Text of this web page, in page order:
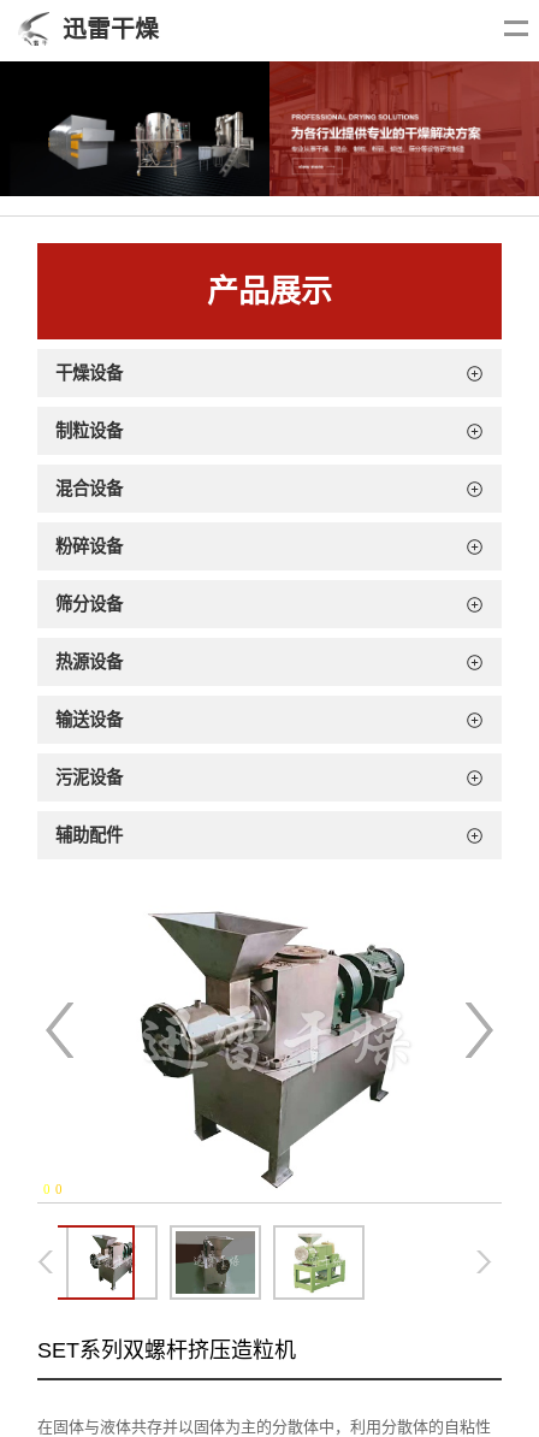
迅雷干燥
产品展示
干燥设备
制粒设备
混合设备
粉碎设备
筛分设备
热源设备
输送设备
污泥设备
辅助配件
0 -0
SET系列双螺杆挤压造粒机
在固体与液体共存并以固体为主的分散体中，利用分散体的自粘性